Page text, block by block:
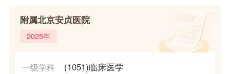
附属北京安贞医院
2025年
一级学科 (1051)临床医学